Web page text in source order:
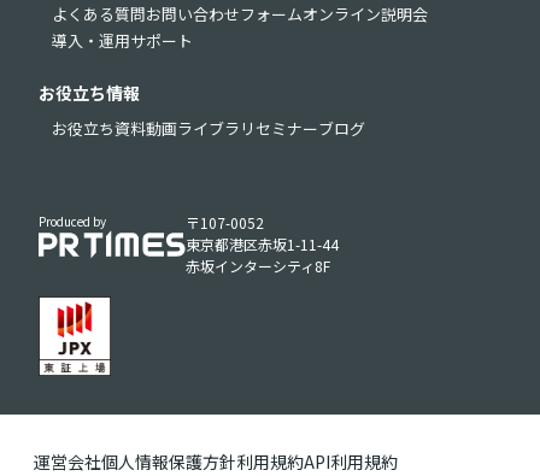
よくある質問お問い合わせフォームオンライン説明会
導入・運用サポート
お役立ち情報
お役立ち資料動画ライブラリ セミナーブログ
Produced by
〒107-0052
東京都港区赤坂1-11-44
赤坂インターシティ8F
運営会社個人情報保護方針利用規約API利用規約